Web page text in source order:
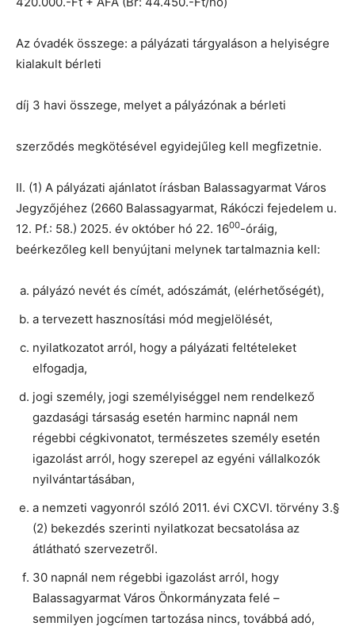
Az óvadék összege: a pályázati tárgyaláson a helyiségre
kialakult bérleti
díj 3 havi összege, melyet a pályázónak a bérleti
szerződés megkötésével egyidejűleg kell megfizetnie.
II. (1) A pályázati ajánlatot írásban Balassagyarmat Város
Jegyzőjéhez (2660 Balassagyarmat, Rákóczi fejedelem u.
12. Pf.: 58.) 2025. év október hó 22. 1600-óráig,
beérkezőleg kell benyújtani melynek tartalmaznia kell:
pályázó nevét és címét, adószámát, (elérhetőségét),
a tervezett hasznosítási mód megjelölését,
nyilatkozatot arról, hogy a pályázati feltételeket
elfogadja,
jogi személy, jogi személyiséggel nem rendelkező
gazdasági társaság esetén harminc napnál nem
régebbi cégkivonatot, természetes személy esetén
igazolást arról, hogy szerepel az egyéni vállalkozók
nyilvántartásában,
a nemzeti vagyonról szóló 2011. évi CXCVI. törvény 3.§
(2) bekezdés szerinti nyilatkozat becsatolása az
átlátható szervezetről.
30 napnál nem régebbi igazolást arról, hogy
Balassagyarmat Város Önkormányzata felé –
semmilyen jogcímen tartozása nincs, továbbá adó,